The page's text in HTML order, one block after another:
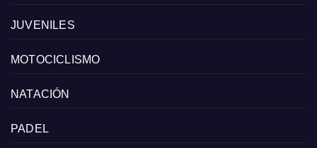
JUVENILES
MOTOCICLISMO
NATACIÓN
PADEL